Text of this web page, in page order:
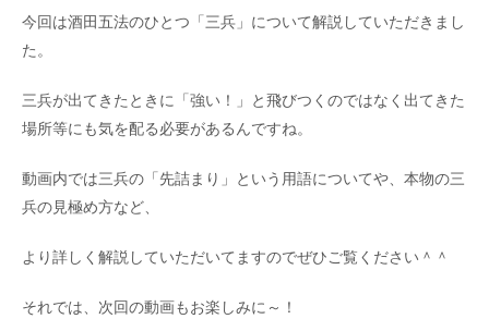
今回は酒田五法のひとつ「三兵」について解説していただきまし
た。
三兵が出てきたときに「強い！」と飛びつくのではなく出てきた
場所等にも気を配る必要があるんですね。
動画内では三兵の「先詰まり」という用語についてや、本物の三
兵の見極め方など、
より詳しく解説していただいてますのでぜひご覧ください＾＾
それでは、次回の動画もお楽しみに～！